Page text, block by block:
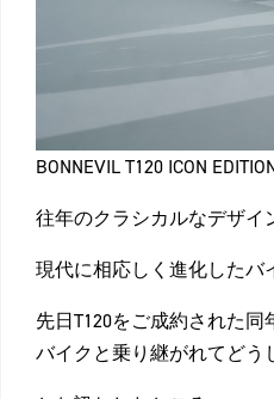
BONNEVIL T120 ICON
往年のクラシカルなデザイ
現代に相応しく進化したバ
先日T120をご成約された
バイクと乗り継がれてどう